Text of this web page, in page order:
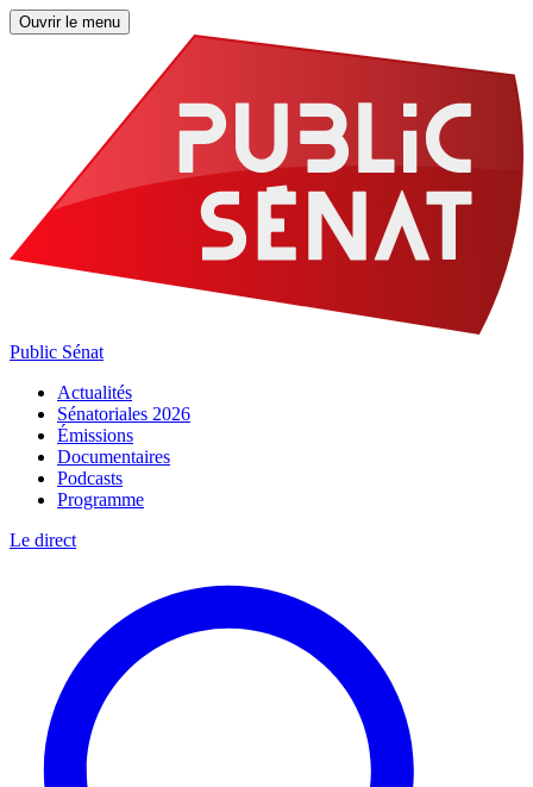
Ouvrir le menu
Public Sénat
Actualités
Sénatoriales 2026
Émissions
Documentaires
Podcasts
Programme
Le direct